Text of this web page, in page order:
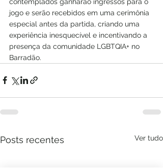
jogo e serão recebidos em uma cerimônia
especial antes da partida, criando uma
experiência inesquecível e incentivando a
presença da comunidade LGBTQIA+ no
Barradão.
Posts recentes Ver tudo